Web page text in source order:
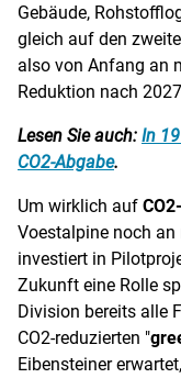
Gebäude,
gleich auf den
also von Anfang an
Reduktion nach
Lesen Sie auch: In
CO2-Abgabe.
Um wirklich auf
Voestalpine noch an
investiert in
Zukunft eine Rolle
Division bereits alle
CO2-reduzierten "
Eibensteiner